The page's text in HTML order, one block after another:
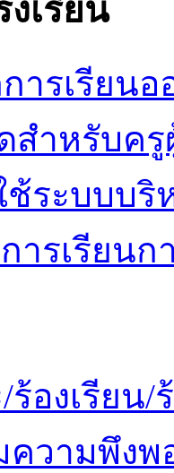
เรียน
ารเรียน
สำหรับค
ระบบบริ
ารเรียน
องเรียน/
วามพึงพ